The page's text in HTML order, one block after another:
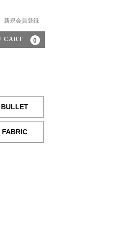
新規会員登録
CART 0
BULLET
FABRIC